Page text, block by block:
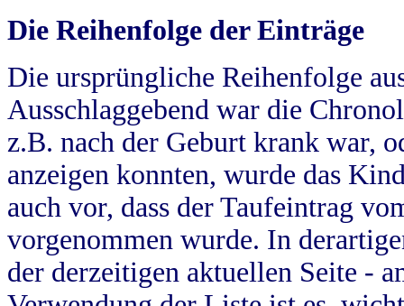
Die Reihenfolge der Einträge
Die ursprüngliche Reihenfolge
Ausschlaggebend war die
z.B. nach der Geburt krank war,
anzeigen konnten, wurde das
auch vor, dass der Taufeintrag
vorgenommen wurde. In
der derzeitigen aktuellen Seite -